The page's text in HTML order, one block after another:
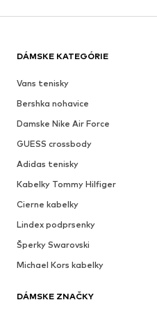
DÁMSKE KATEGÓRIE
Vans tenisky
Bershka nohavice
Damske Nike Air Force
GUESS crossbody
Adidas tenisky
Kabelky Tommy Hilfiger
Cierne kabelky
Lindex podprsenky
Šperky Swarovski
Michael Kors kabelky
DÁMSKE ZNAČKY